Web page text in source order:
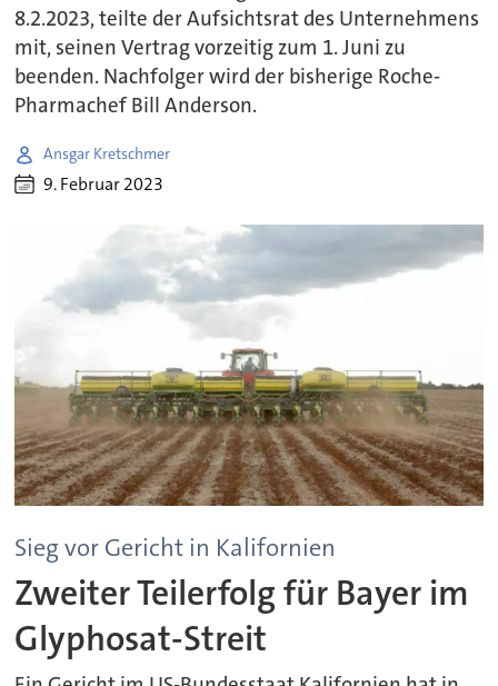
8.2.2023, teilte der Aufsichtsrat des Unternehmens
mit, seinen Vertrag vorzeitig zum 1. Juni zu
beenden. Nachfolger wird der bisherige Roche-
Pharmachef Bill Anderson.
Ansgar Kretschmer
9. Februar 2023
Sieg vor Gericht in Kalifornien
Zweiter Teilerfolg für Bayer im
Glyphosat-Streit